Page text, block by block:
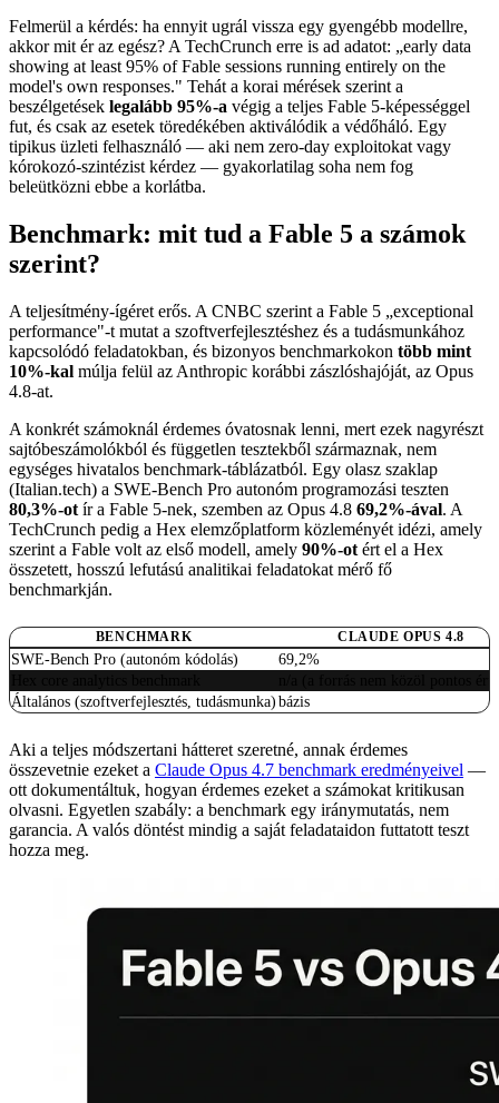
Felmerül a kérdés: ha ennyit ugrál vissza egy gyengébb modellre,
akkor mit ér az egész? A TechCrunch erre is ad adatot: „early data
showing at least 95% of Fable sessions running entirely on the
model's own responses." Tehát a korai mérések szerint a
beszélgetések legalább 95%-a végig a teljes Fable 5-képességgel
fut, és csak az esetek töredékében aktiválódik a védőháló. Egy
tipikus üzleti felhasználó — aki nem zero-day exploitokat vagy
kórokozó-szintézist kérdez — gyakorlatilag soha nem fog
beleütközni ebbe a korlátba.
Benchmark: mit tud a Fable 5 a számok
szerint?
A teljesítmény-ígéret erős. A CNBC szerint a Fable 5 „exceptional
performance"-t mutat a szoftverfejlesztéshez és a tudásmunkához
kapcsolódó feladatokban, és bizonyos benchmarkokon több mint
10%-kal múlja felül az Anthropic korábbi zászlóshajóját, az Opus
4.8-at.
A konkrét számoknál érdemes óvatosnak lenni, mert ezek nagyrészt
sajtóbeszámolókból és független tesztekből származnak, nem
egységes hivatalos benchmark-táblázatból. Egy olasz szaklap
(Italian.tech) a SWE-Bench Pro autonóm programozási teszten
80,3%-ot ír a Fable 5-nek, szemben az Opus 4.8 69,2%-ával. A
TechCrunch pedig a Hex elemzőplatform közleményét idézi, amely
szerint a Fable volt az első modell, amely 90%-ot ért el a Hex
összetett, hosszú lefutású analitikai feladatokat mérő fő
benchmarkján.
BENCHMARK CLAUDE OPUS 4.8
SWE-Bench Pro (autonóm kódolás)
69,2%
Általános (szoftverfejlesztés, tudásmunka)bázis
Aki a teljes módszertani hátteret szeretné, annak érdemes
összevetnie ezeket a Claude Opus 4.7 benchmark eredményeivel —
ott dokumentáltuk, hogyan érdemes ezeket a számokat kritikusan
olvasni. Egyetlen szabály: a benchmark egy iránymutatás, nem
garancia. A valós döntést mindig a saját feladataidon futtatott teszt
hozza meg.